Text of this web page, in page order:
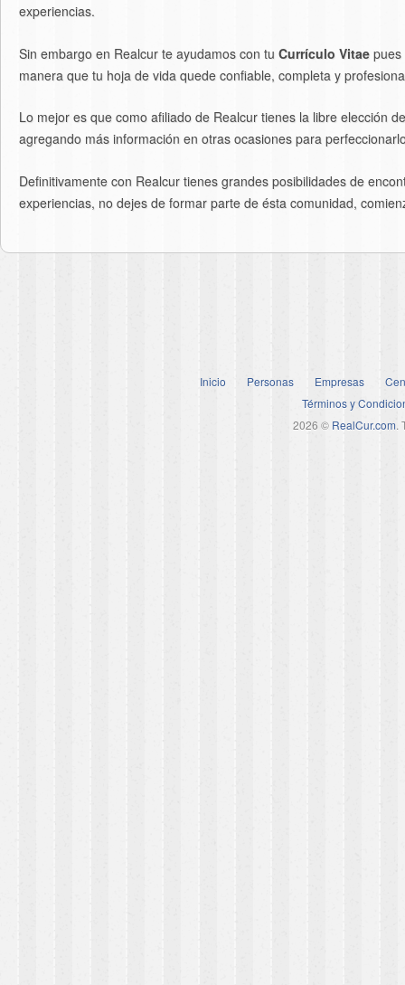
experiencias.
Sin embargo en Realcur te ayudamos con tu Currículo Vitae pues
manera que tu hoja de vida quede confiable, completa y
Lo mejor es que como afiliado de Realcur tienes la libre elección
agregando más información en otras ocasiones para
Definitivamente con Realcur tienes grandes posibilidades de
experiencias, no dejes de formar parte de ésta comunidad,
Inicio Personas Empresas
Términos y
2026 © RealCur.com.